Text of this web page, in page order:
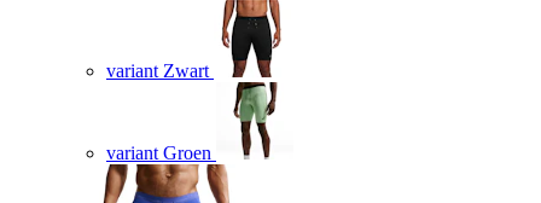
variant Zwart
variant Groen